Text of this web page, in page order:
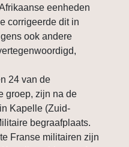
eenheden
corrigeerde dit in
ook andere
24 van de
groep, zijn na de
Kapelle (Zuid-
begraafplaats.
Franse militairen zijn